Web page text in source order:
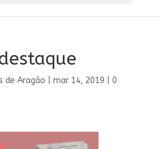
de Aragão mar 14, 2019
0